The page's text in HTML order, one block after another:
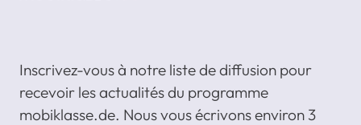
Inscrivez-vous à notre liste de diffusion pour
recevoir les actualités du programme
mobiklasse.de. Nous vous écrivons environ 3